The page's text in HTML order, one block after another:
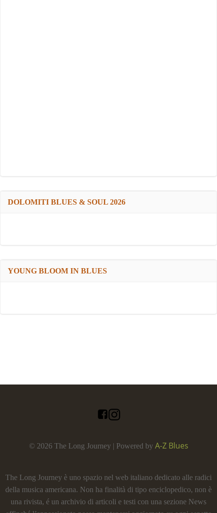
DOLOMITI BLUES & SOUL 2026
YOUNG BLOOM IN BLUES
© 2026 The Long Journey | Powered by A-Z Blues
The Long Journey è uno spazio nel web italiano dedicato alle radici
della musica americana. Non ha finalità di tipo enciclopedico, non è
una rivista, é un archivio di articoli e testi con una sezione News